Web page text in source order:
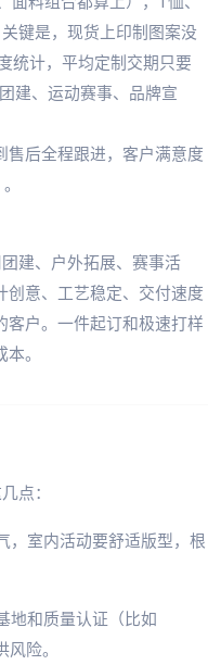
键是，现货上印制图案没
统计，平均定制交期只要
建、运动赛事、品牌宣
售后全程跟进，客户满意度
建、户外拓展、赛事活
意、工艺稳定、交付速度
户。一件起订和极速打样
。
点：
，室内活动要舒适版型，根
地和质量认证（比如
险。